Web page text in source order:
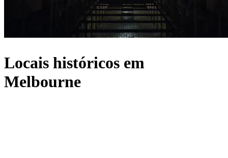
Locais históricos em
Melbourne